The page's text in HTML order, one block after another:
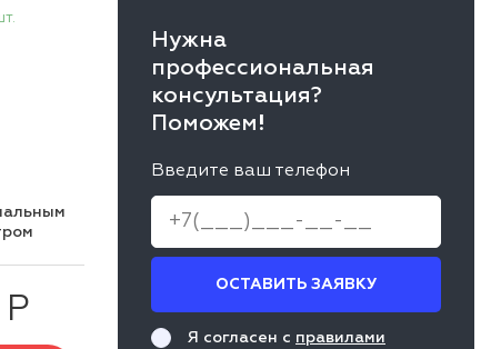
Р
Нужна
профессиональная
консультация?
Поможем!
Введите ваш телефон
ОСТАВИТЬ ЗАЯВКУ
Я согласен с правилами